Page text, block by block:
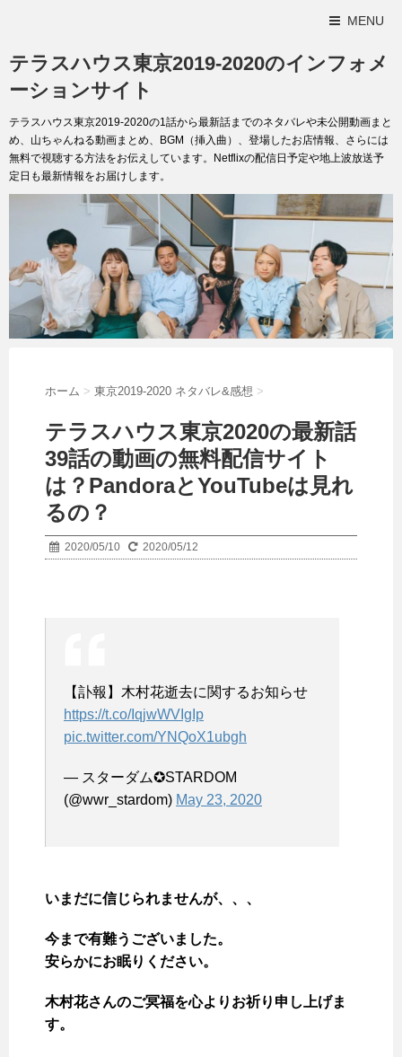
MENU
テラスハウス東京2019-2020のインフォメ
ーションサイト
テラスハウス東京2019-2020の1話から最新話までのネタバレや未公開動画まと
め、山ちゃんねる動画まとめ、BGM（挿入曲）、登場したお店情報、さらには
無料で視聴する方法をお伝えしています。Netflixの配信日予定や地上波放送予
定日も最新情報をお届けします。
ホーム > 東京2019-2020 ネタバレ&感想 >
テラスハウス東京2020の最新話
39話の動画の無料配信サイト
は？PandoraとYouTubeは見れ
るの？
2020/05/10 2020/05/12
【訃報】木村花逝去に関するお知らせ
https://t.co/IqjwWVIgIp
pic.twitter.com/YNQoX1ubgh
— スターダム✪STARDOM
(@wwr_stardom) May 23, 2020
いまだに信じられませんが、、、
今まで有難うございました。
安らかにお眠りください。
木村花さんのご冥福を心よりお祈り申し上げま
す。